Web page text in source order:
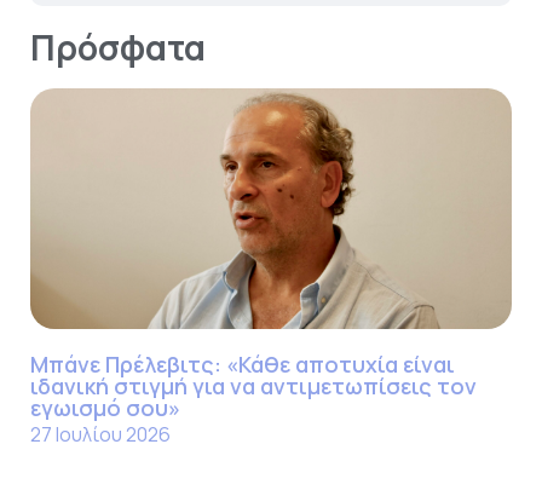
Πρόσφατα
Μπάνε Πρέλεβιτς: «Κάθε αποτυχία είναι
ιδανική στιγμή για να αντιμετωπίσεις τον
εγωισμό σου»
27 Ιουλίου 2026